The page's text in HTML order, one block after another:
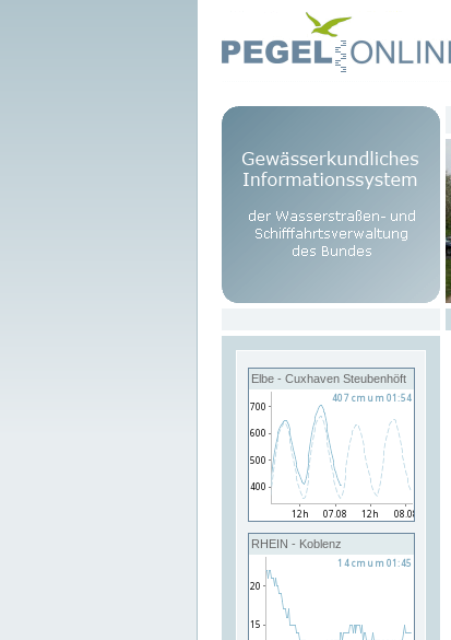
Elbe - Cuxhaven Steubenhöft
RHEIN - Koblenz